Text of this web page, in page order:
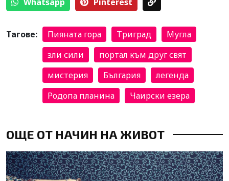
Тагове: Пияната гора Триград
Мугла
зли сили
портал към друг свят
мистерия
България
легенда
Родопа планина
Чаирски езера
ОЩЕ ОТ НАЧИН НА ЖИВОТ